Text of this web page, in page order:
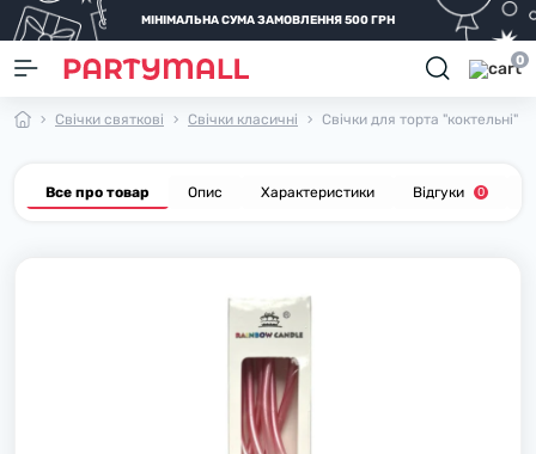
МІНІМАЛЬНА СУМА ЗАМОВЛЕННЯ 500 ГРН
0
Свічки святкові Свічки класичні Свічки для торта "коктельні"
Все про товар Опис Характеристики Відгуки 0